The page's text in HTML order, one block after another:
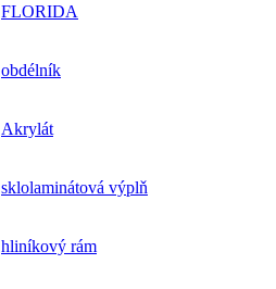
FLORIDA
obdélník
Akrylát
sklolaminátová výplň
hliníkový rám